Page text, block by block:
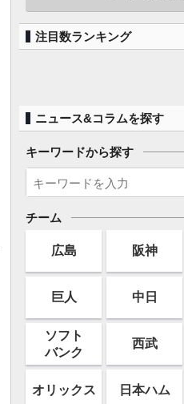
注目数ランキング
ニュース&コラムを探す
キーワードから探す
チーム
広島 阪神
巨人 中日
ソフト
バンク
西武
オリックス 日本ハム